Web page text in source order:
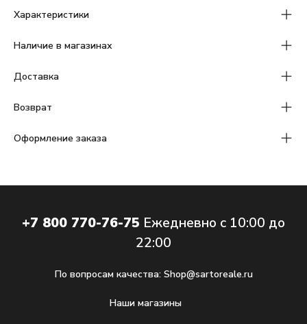
Характеристики
Наличие в магазинах
Доставка
Возврат
Оформление заказа
+7 800 770-76-75 Ежедневно с 10:00 до
22:00
По вопросам качества: Shop@sartoreale.ru
Наши магазины